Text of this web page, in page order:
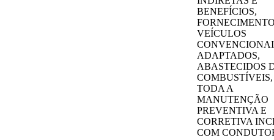
BENEFÍCIOS,
VEÍCULOS
ADAPTADOS,
ABASTECIDOS
TODA A
MANUTENÇÃO
PREVENTIVA E
CORRETIVA
COM